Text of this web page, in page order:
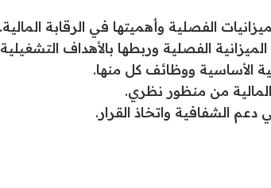
الفصلية وأهميتها في الرقابة المالية.
الفصلية وربطها بالأهداف
الأساسية ووظائف كل منها.
المالية من منظور نظري.
دعم الشفافية واتخاذ القرار.